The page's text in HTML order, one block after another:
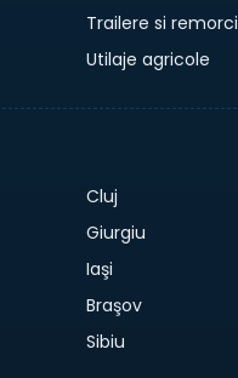
Trailere si remorci
Utilaje agricole
Cluj
Giurgiu
Iaşi
Braşov
Sibiu